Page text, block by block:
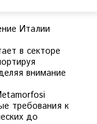
Италии
в секторе
внимание
требования к
до